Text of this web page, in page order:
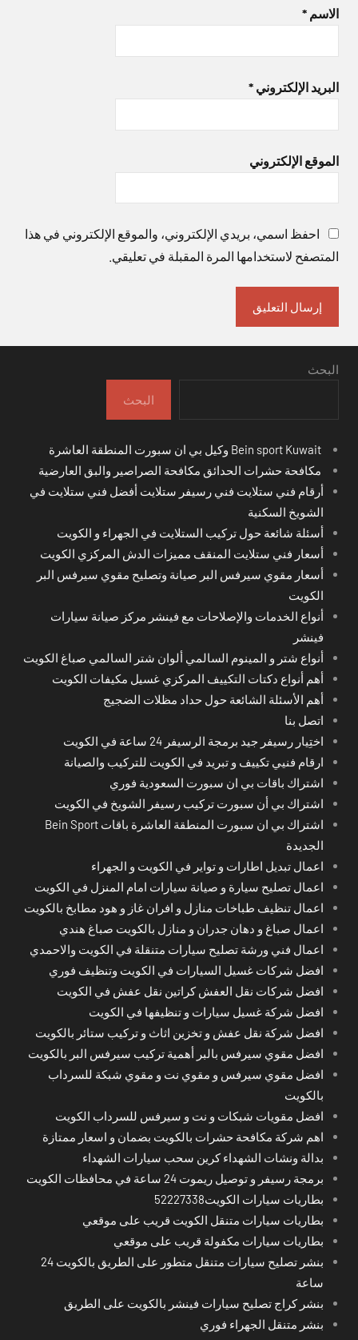
الاسم *
البريد الإلكتروني *
الموقع الإلكتروني
احفظ اسمي، بريدي الإلكتروني، والموقع الإلكتروني في هذا
المتصفح لاستخدامها المرة المقبلة في تعليقي.
البحث
البحث
مكافحة حشرات الحدائق مكافحة الصراصير والبق العارضية
أرقام فني ستلايت فني رسيفر ستلايت أفضل فني ستلايت في
الشويخ السكنية
أسئلة شائعة حول تركيب الستلايت في الجهراء و الكويت
أسعار فني ستلايت المنقف مميزات الدش المركزي الكويت
أسعار مقوي سيرفس البر صيانة وتصليح مقوي سيرفس البر
الكويت
أنواع الخدمات والإصلاحات مع فينشر مركز صيانة سيارات
فينشر
أنواع شتر و المينوم السالمي ألوان شتر السالمي صباغ الكويت
أهم أنواع دكتات التكييف المركزي غسيل مكيفات الكويت
أهم الأسئلة الشائعة حول حداد مظلات الضجيج
اتصل بنا
اختِيار رسيفر جيد برمجة الرسيفر 24 ساعة في الكويت
ارقام فنيي تكييف و تبريد في الكويت للتركيب والصيانة
اشتراك باقات بي ان سبورت السعودية فوري
اشتراك بي أن سبورت تركيب رسيفر الشويخ في الكويت
اشتراك بي ان سبورت المنطقة العاشرة باقات Bein Sport
الجديدة
اعمال تبديل اطارات و تواير في الكويت و الجهراء
اعمال تصليح سيارة و صيانة سيارات امام المنزل في الكويت
اعمال تنظيف طباخات منازل و افران غاز و هود مطابخ بالكويت
اعمال صباغ و دهان جدران و منازل بالكويت صباغ هندي
اعمال فني ورشة تصليح سيارات متنقلة في الكويت والاحمدي
افضل شركات غسيل السيارات في الكويت وتنظيف فوري
افضل شركات نقل العفش كراتين نقل عفش في الكويت
افضل شركة غسيل سيارات و تنظيفها في الكويت
افضل شركة نقل عفش و تخزين اثاث و تركيب ستائر بالكويت
افضل مقوي سيرفس بالبر أهمية تركيب سيرفس البر بالكويت
افضل مقوي سيرفس و مقوي نت و مقوي شبكة للسرداب
بالكويت
افضل مقويات شبكات و نت و سيرفس للسرداب الكويت
اهم شركة مكافحة حشرات بالكويت بضمان و اسعار ممتازة
بدالة ونشات الشهداء كرين سحب سيارات الشهداء
برمجة رسيفر و توصيل ريموت 24 ساعة في محافظات الكويت
بطاريات سيارات الكويت52227338
بطاريات سيارات متنقل الكويت قريب على موقعي
بطاريات سيارات مكفولة قريب على موقعي
بنشر تصليح سيارات متنقل متطور على الطريق بالكويت 24
ساعة
بنشر كراج تصليح سيارات فينشر بالكويت على الطريق
بنشر متنقل الجهراء فوري